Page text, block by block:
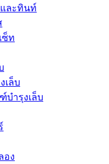
าย
วดผม
ม้นท์เส้นผม
ยแชมพู
มสีผม
ละทินท์
ซ็ท
เล็บ
ำรุงเล็บ
อง